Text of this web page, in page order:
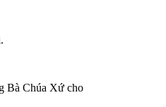
Bà Chúa Xứ cho